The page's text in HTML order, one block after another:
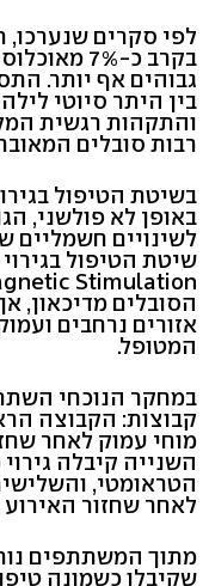
לפי סקרים
בקרב כ-7%
גבוהים אף יותר.
בין היתר סיוטי
והתקהות רגשית
רבות סובלים
בשיטת הטיפול
באופן לא פולשני,
לשינויים חשמליים
הסובלים מדיכאון,
אזורים נרחבים
המטופל.
קבוצות: הקבוצה
מוחי עמוק לאחר
השנייה קיבלה
הטראומטי,
לאחר שחזור
שקיבלו כשמונה